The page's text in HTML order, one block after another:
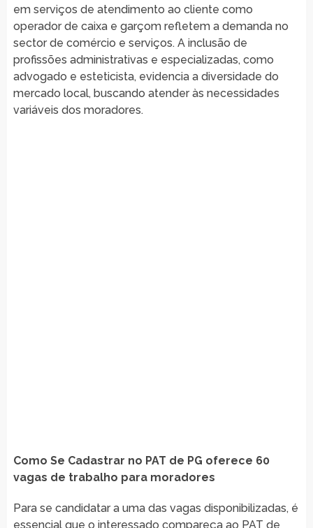
em serviços de atendimento ao cliente como
operador de caixa e garçom refletem a demanda no
sector de comércio e serviços. A inclusão de
profissões administrativas e especializadas, como
advogado e esteticista, evidencia a diversidade do
mercado local, buscando atender às necessidades
variáveis dos moradores.
Como Se Cadastrar no PAT de PG oferece 60
vagas de trabalho para moradores
Para se candidatar a uma das vagas disponibilizadas, é
essencial que o interessado compareça ao PAT de